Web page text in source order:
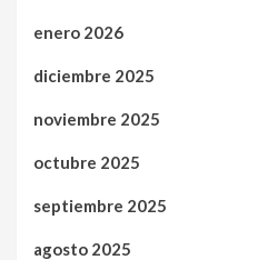
enero 2026
diciembre 2025
noviembre 2025
octubre 2025
septiembre 2025
agosto 2025